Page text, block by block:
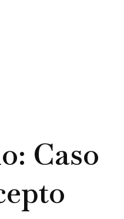
puedes
van a
Caso